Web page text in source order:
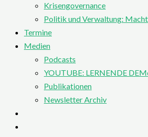
Krisengovernance
Politik und Verwaltung: Macht
Termine
Medien
Podcasts
YOUTUBE: LERNENDE
Publikationen
Newsletter Archiv